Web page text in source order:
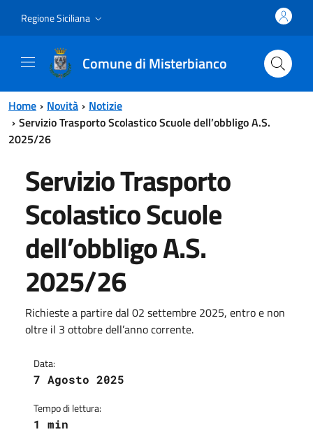
Regione Siciliana
Comune di Misterbianco
Home Novità
Notizie
Servizio Trasporto Scolastico Scuole dell’obbligo A.S.
2025/26
Servizio Trasporto
Scolastico Scuole
dell’obbligo A.S.
2025/26
Richieste a partire dal 02 settembre 2025, entro e non
oltre il 3 ottobre dell’anno corrente.
Data:
7 Agosto 2025
Tempo di lettura:
1 min